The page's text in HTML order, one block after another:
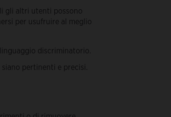
gli altri utenti possono
per usufruire al meglio
discriminatorio.
pertinenti e precisi.